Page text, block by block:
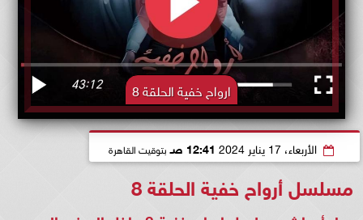
ارواح خفية الحلقة 8
الأربعاء، 17 يناير 2024 12:41 صـ بتوقيت القاهرة
مسلسل أرواح خفية الحلقة 8